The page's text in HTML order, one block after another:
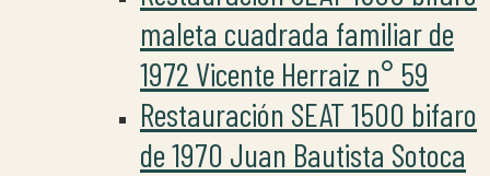
maleta cuadrada familiar de
1972 Vicente Herraiz n° 59
Restauración SEAT 1500 bifaro
de 1970 Juan Bautista Sotoca